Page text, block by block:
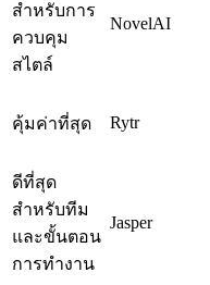
สำหรับการ
ควบคุม
สไตล์
NovelAI
คุ้มค่าที่สุด Rytr
ดีที่สุด
สำหรับทีม
และขั้นตอน
การทำงาน
Jasper